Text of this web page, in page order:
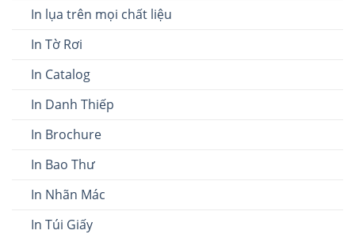
In lụa trên mọi chất liệu
In Tờ Rơi
In Catalog
In Danh Thiếp
In Brochure
In Bao Thư
In Nhãn Mác
In Túi Giấy